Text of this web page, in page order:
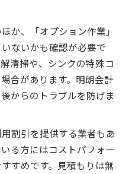
か、「オプション作業」
ないかも確認が必要で
清掃や、シンクの特殊コ
合があります。明朗会計
からのトラブルを防げま
割引を提供する業者もあ
る方にはコストパフォー
すめです。見積もりは無